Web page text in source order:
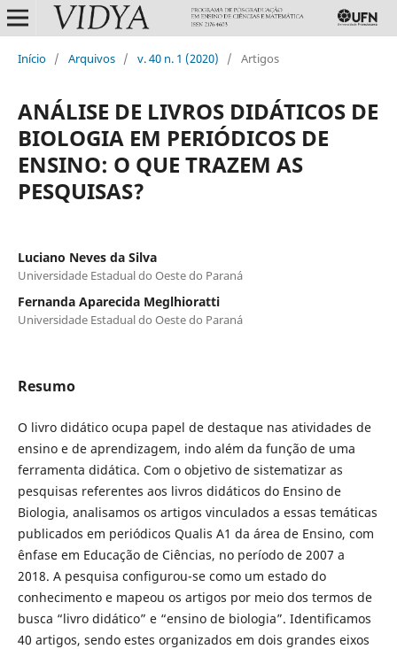
Início / Arquivos / v. 40 n. 1 (2020) / Artigos
ANÁLISE DE LIVROS DIDÁTICOS DE
BIOLOGIA EM PERIÓDICOS DE
ENSINO: O QUE TRAZEM AS
PESQUISAS?
Luciano Neves da Silva
Universidade Estadual do Oeste do Paraná
Fernanda Aparecida Meglhioratti
Universidade Estadual do Oeste do Paraná
Resumo
O livro didático ocupa papel de destaque nas atividades de
ensino e de aprendizagem, indo além da função de uma
ferramenta didática. Com o objetivo de sistematizar as
pesquisas referentes aos livros didáticos do Ensino de
Biologia, analisamos os artigos vinculados a essas temáticas
publicados em periódicos Qualis A1 da área de Ensino, com
ênfase em Educação de Ciências, no período de 2007 a
2018. A pesquisa configurou-se como um estado do
conhecimento e mapeou os artigos por meio dos termos de
busca “livro didático” e “ensino de biologia”. Identificamos
40 artigos, sendo estes organizados em dois grandes eixos